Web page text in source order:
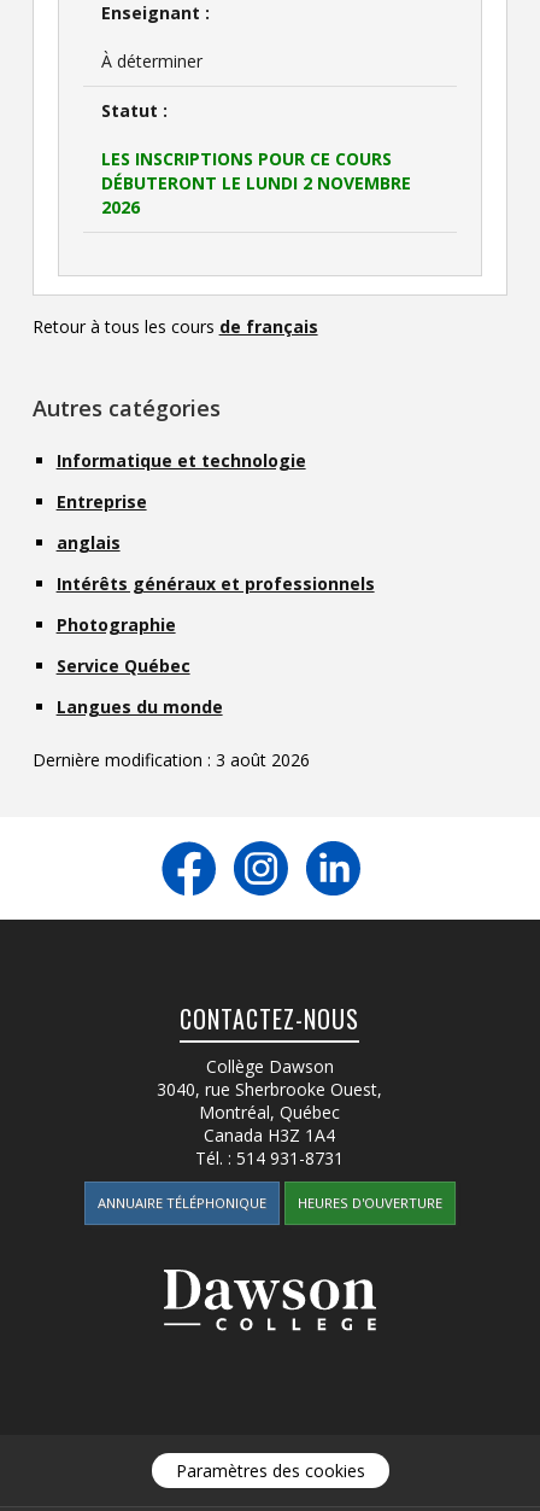
Enseignant :
À déterminer
Statut :
LES INSCRIPTIONS POUR CE COURS
DÉBUTERONT LE LUNDI 2 NOVEMBRE
2026
Retour à tous les cours de français
Autres catégories
Informatique et technologie
Entreprise
anglais
Intérêts généraux et professionnels
Photographie
Service Québec
Langues du monde
Dernière modification : 3 août 2026
CONTACTEZ-NOUS
Collège Dawson
3040, rue Sherbrooke Ouest,
Montréal, Québec
Canada H3Z 1A4
Tél. :514 931-8731
ANNUAIRE TÉLÉPHONIQUE HEURES D'OUVERTURE
Paramètres des cookies